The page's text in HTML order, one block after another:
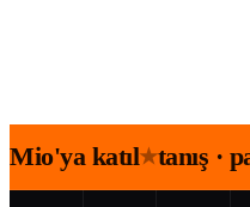
Mio'ya katıl★tanış ·